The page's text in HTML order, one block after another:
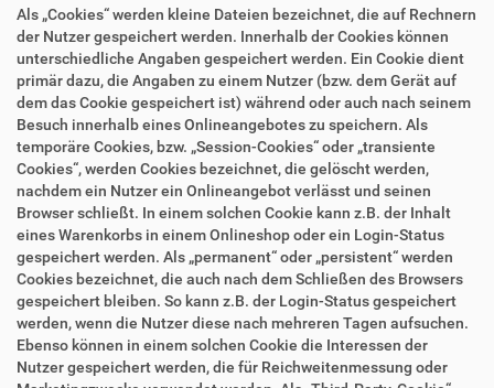
Als „Cookies“ werden kleine Dateien bezeichnet, die auf Rechnern
der Nutzer gespeichert werden. Innerhalb der Cookies können
unterschiedliche Angaben gespeichert werden. Ein Cookie dient
primär dazu, die Angaben zu einem Nutzer (bzw. dem Gerät auf
dem das Cookie gespeichert ist) während oder auch nach seinem
Besuch innerhalb eines Onlineangebotes zu speichern. Als
temporäre Cookies, bzw. „Session-Cookies“ oder „transiente
Cookies“, werden Cookies bezeichnet, die gelöscht werden,
nachdem ein Nutzer ein Onlineangebot verlässt und seinen
Browser schließt. In einem solchen Cookie kann z.B. der Inhalt
eines Warenkorbs in einem Onlineshop oder ein Login-Status
gespeichert werden. Als „permanent“ oder „persistent“ werden
Cookies bezeichnet, die auch nach dem Schließen des Browsers
gespeichert bleiben. So kann z.B. der Login-Status gespeichert
werden, wenn die Nutzer diese nach mehreren Tagen aufsuchen.
Ebenso können in einem solchen Cookie die Interessen der
Nutzer gespeichert werden, die für Reichweitenmessung oder